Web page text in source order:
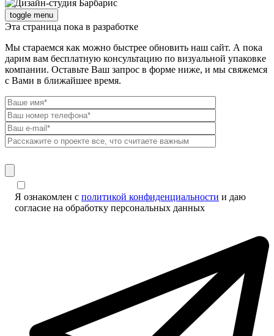
toggle menu
Эта страница пока в разработке
Мы стараемся как можно быстрее обновить наш сайт. А пока
дарим вам бесплатную консультацию по визуальной упаковке
компании. Оставьте Ваш запрос в форме ниже, и мы свяжемся
с Вами в ближайшее время.
Я ознакомлен с политикой конфиденциальности и даю
согласие на обработку персональных данных